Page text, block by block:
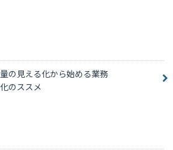
の見える化から始める業務
のススメ